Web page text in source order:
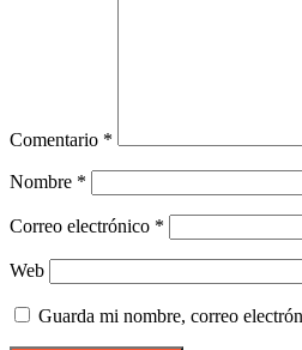
Comentario *
Nombre *
Correo electrónico *
Web
Guarda mi nombre, correo